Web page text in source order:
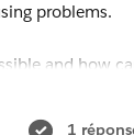
problems.
and how
1